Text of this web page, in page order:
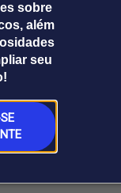
sobre
além
seuBroadcast
Tudo sobre o
agronegócio
e
o